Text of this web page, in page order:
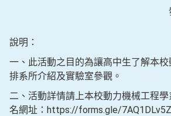
說明：
一、此活動之目的為讓高中生了解本
排系所介紹及實驗室參觀。
二、活動詳情請上本校動力機械工程
名網址：https://forms.gle/